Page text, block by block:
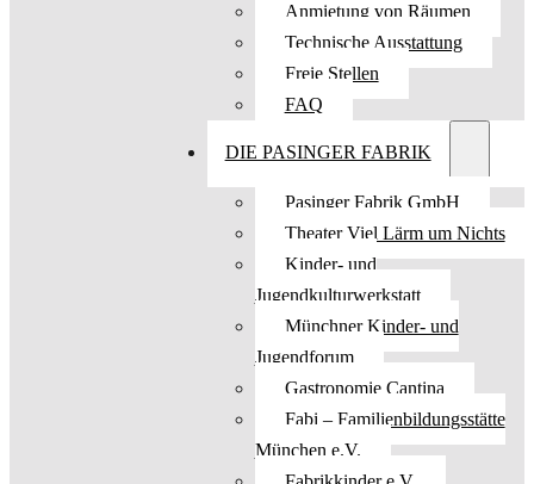
Anmietung von Räumen
Technische Ausstattung
Freie Stellen
FAQ
DIE PASINGER FABRIK
Pasinger Fabrik GmbH
Theater Viel Lärm um Nichts
Kinder- und
Jugendkulturwerkstatt
Münchner Kinder- und
Jugendforum
Gastronomie Cantina
Fabi – Familienbildungsstätte
München e.V.